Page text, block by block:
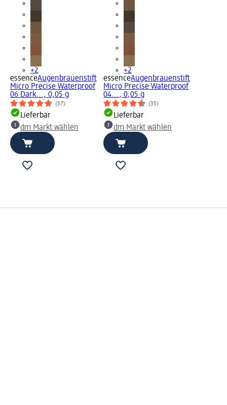
+2
essenceAugenbrauenstift
Micro Precise Waterproof
06 Dark..., 0,05 g
(37)
Lieferbar
dm Markt wählen
+2
essenceAugenbrauenstift
Micro Precise Waterproof
04..., 0,05 g
(35)
Lieferbar
dm Markt wählen